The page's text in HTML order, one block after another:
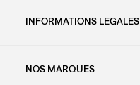
INFORMATIONS LEGALES
NOS MARQUES